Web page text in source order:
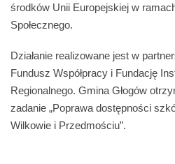
środków Unii Europejskiej w
Społecznego.
Działanie realizowane jest w
Fundusz Współpracy i Fundację
Regionalnego. Gmina Głogów
zadanie „Poprawa dostępności
Wilkowie i Przedmościu”.